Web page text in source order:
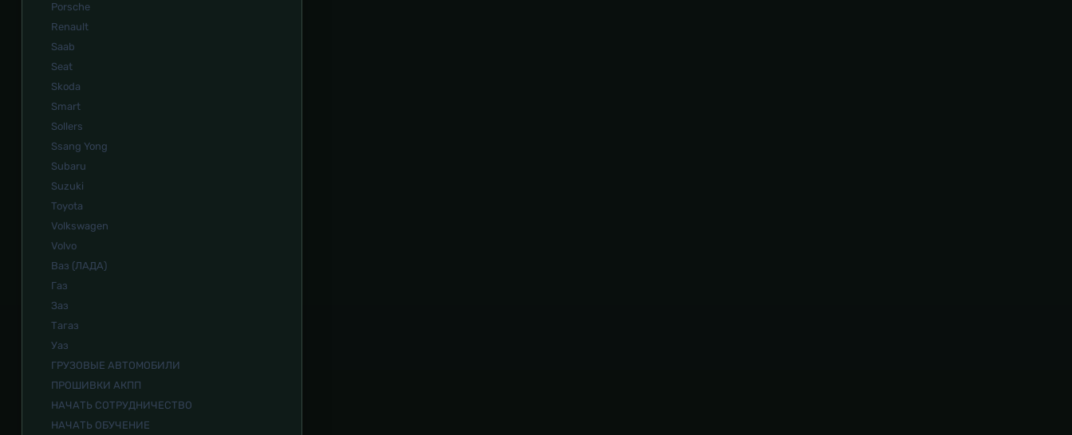
Porsche
Renault
Saab
Seat
Skoda
Smart
Sollers
Ssang Yong
Subaru
Suzuki
Toyota
Volkswagen
Volvo
Ваз (ЛАДА)
Газ
Заз
Тагаз
Уаз
ГРУЗОВЫЕ АВТОМОБИЛИ
ПРОШИВКИ АКПП
НАЧАТЬ СОТРУДНИЧЕСТВО
НАЧАТЬ ОБУЧЕНИЕ